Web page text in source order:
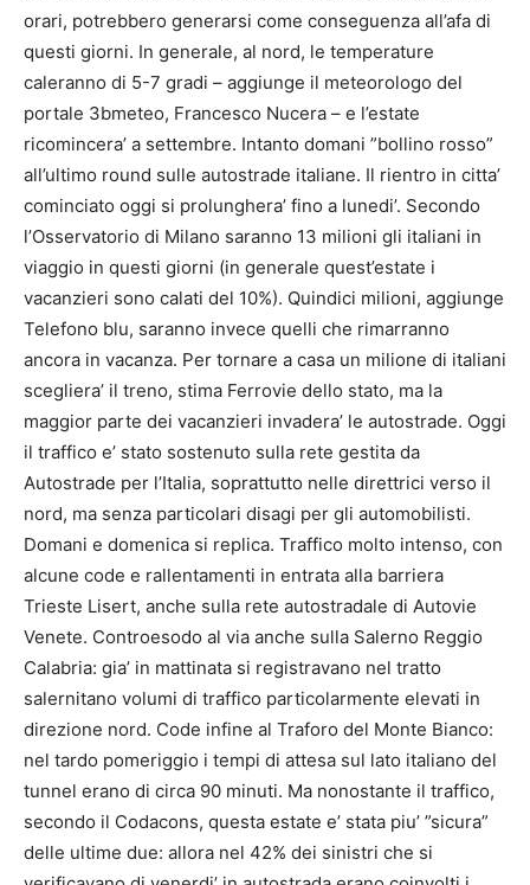
orari, potrebbero generarsi come conseguenza all’afa di
questi giorni. In generale, al nord, le temperature
caleranno di 5-7 gradi – aggiunge il meteorologo del
portale 3bmeteo, Francesco Nucera – e l’estate
ricomincera’ a settembre. Intanto domani ”bollino rosso”
all’ultimo round sulle autostrade italiane. Il rientro in citta’
cominciato oggi si prolunghera’ fino a lunedi’. Secondo
l’Osservatorio di Milano saranno 13 milioni gli italiani in
viaggio in questi giorni (in generale quest’estate i
vacanzieri sono calati del 10%). Quindici milioni, aggiunge
Telefono blu, saranno invece quelli che rimarranno
ancora in vacanza. Per tornare a casa un milione di italiani
scegliera’ il treno, stima Ferrovie dello stato, ma la
maggior parte dei vacanzieri invadera’ le autostrade. Oggi
il traffico e’ stato sostenuto sulla rete gestita da
Autostrade per l’Italia, soprattutto nelle direttrici verso il
nord, ma senza particolari disagi per gli automobilisti.
Domani e domenica si replica. Traffico molto intenso, con
alcune code e rallentamenti in entrata alla barriera
Trieste Lisert, anche sulla rete autostradale di Autovie
Venete. Controesodo al via anche sulla Salerno Reggio
Calabria: gia’ in mattinata si registravano nel tratto
salernitano volumi di traffico particolarmente elevati in
direzione nord. Code infine al Traforo del Monte Bianco:
nel tardo pomeriggio i tempi di attesa sul lato italiano del
tunnel erano di circa 90 minuti. Ma nonostante il traffico,
secondo il Codacons, questa estate e’ stata piu’ ”sicura”
delle ultime due: allora nel 42% dei sinistri che si